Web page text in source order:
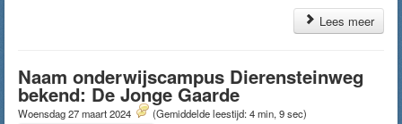
Lees meer
Naam onderwijscampus Dierensteinweg
bekend: De Jonge Gaarde
Woensdag 27 maart 2024 (Gemiddelde leestijd: 4 min, 9 sec)